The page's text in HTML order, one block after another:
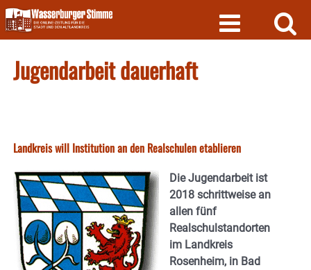
Skip
to
content
Jugendarbeit dauerhaft
Landkreis will Institution an den Realschulen etablieren
Die Jugendarbeit ist
2018 schrittweise an
allen fünf
Realschulstandorten
im Landkreis
Rosenheim, in Bad